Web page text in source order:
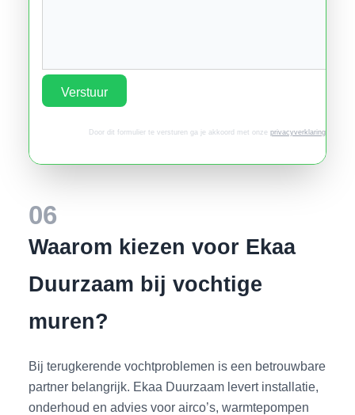
Verstuur
Door dit formulier te versturen ga je akkoord met onze privacyverklaring.
06
Waarom kiezen voor Ekaa
Duurzaam bij vochtige
muren?
Bij terugkerende vochtproblemen is een betrouwbare
partner belangrijk. Ekaa Duurzaam levert installatie,
onderhoud en advies voor airco’s, warmtepompen